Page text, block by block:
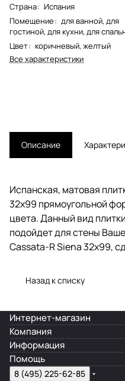
Страна: Испания
Помещение: для ванной, для
гостиной, для кухни, для
Цвет: коричневый, желтый
Все характеристики
Описание
Испанская, матовая
32x99 прямоугольной
цвета. Данный вид
подойдет для стены
Cassata-R Siena 32x99,
Назад к списку
Интернет-магазин
Компания
Информация
Помощь
8 (495) 225-62-85